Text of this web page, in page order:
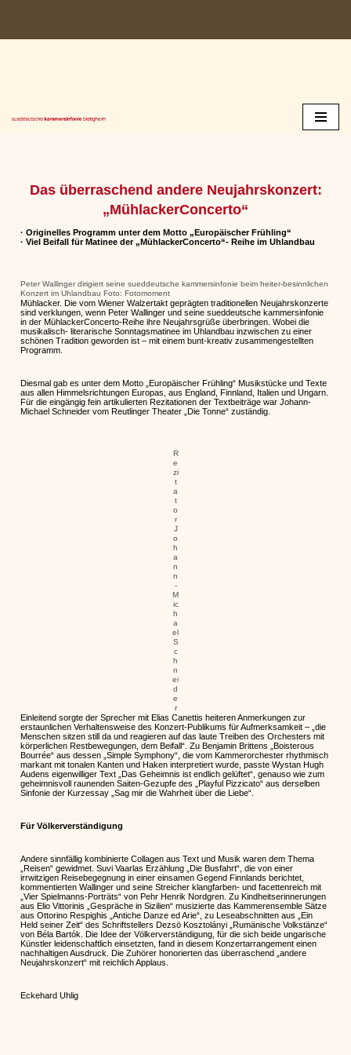
Zum
Das überraschend andere Neujahrskonzert:
„MühlackerConcerto“
· Originelles Programm unter dem Motto „Europäischer Frühling“
· Viel Beifall für Matinee der „MühlackerConcerto“- Reihe im Uhlandbau
Peter Wallinger dirigiert seine sueddeutsche kammersinfonie beim heiter-besinnlichen
Konzert im Uhlandbau Foto: Fotomoment
Mühlacker. Die vom Wiener Walzertakt geprägten traditionellen Neujahrskonzerte
sind verklungen, wenn Peter Wallinger und seine sueddeutsche kammersinfonie
in der MühlackerConcerto-Reihe ihre Neujahrsgrüße überbringen. Wobei die
musikalisch- literarische Sonntagsmatinee im Uhlandbau inzwischen zu einer
schönen Tradition geworden ist – mit einem bunt-kreativ zusammengestellten
Programm.
Diesmal gab es unter dem Motto „Europäischer Frühling“ Musikstücke und Texte
aus allen Himmelsrichtungen Europas, aus England, Finnland, Italien und Ungarn.
Für die eingängig fein artikulierten Rezitationen der Textbeiträge war Johann-
Michael Schneider vom Reutlinger Theater „Die Tonne“ zuständig.
R
e
zi
t
a
t
o
r
J
o
h
a
n
n
-
M
ic
h
a
el
S
c
h
n
ei
d
e
r
Einleitend sorgte der Sprecher mit Elias Canettis heiteren Anmerkungen zur
erstaunlichen Verhaltensweise des Konzert-Publikums für Aufmerksamkeit – „die
Menschen sitzen still da und reagieren auf das laute Treiben des Orchesters mit
körperlichen Restbewegungen, dem Beifall“. Zu Benjamin Brittens „Boisterous
Bourrée“ aus dessen „Simple Symphony“, die vom Kammerorchester rhythmisch
markant mit tonalen Kanten und Haken interpretiert wurde, passte Wystan Hugh
Audens eigenwilliger Text „Das Geheimnis ist endlich gelüftet“, genauso wie zum
geheimnisvoll raunenden Saiten-Gezupfe des „Playful Pizzicato“ aus derselben
Sinfonie der Kurzessay „Sag mir die Wahrheit über die Liebe“.
Für Völkerverständigung
Andere sinnfällig kombinierte Collagen aus Text und Musik waren dem Thema
„Reisen“ gewidmet. Suvi Vaarlas Erzählung „Die Busfahrt“, die von einer
irrwitzigen Reisebegegnung in einer einsamen Gegend Finnlands berichtet,
kommentierten Wallinger und seine Streicher klangfarben- und facettenreich mit
„Vier Spielmanns-Porträts“ von Pehr Henrik Nordgren. Zu Kindheitserinnerungen
aus Elio Vittorinis „Gespräche in Sizilien“ musizierte das Kammerensemble Sätze
aus Ottorino Respighis „Antiche Danze ed Arie“, zu Leseabschnitten aus „Ein
Held seiner Zeit“ des Schriftstellers Dezsö Kosztolányi „Rumänische Volkstänze“
von Béla Bartók. Die Idee der Völkerverständigung, für die sich beide ungarische
Künstler leidenschaftlich einsetzten, fand in diesem Konzertarrangement einen
nachhaltigen Ausdruck. Die Zuhörer honorierten das überraschend „andere
Neujahrskonzert“ mit reichlich Applaus.
Eckehard Uhlig